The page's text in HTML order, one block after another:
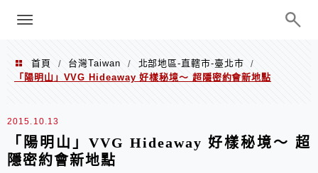
巧、世界走透透
menu
首頁 / 台灣Taiwan / 北部地區-直轄市-臺北市
/
「陽明山」VVG Hideaway 好樣秘境～ 超隱密約會新地點
2015.10.13
「陽明山」VVG Hideaway 好樣秘境～ 超
隱密約會新地點